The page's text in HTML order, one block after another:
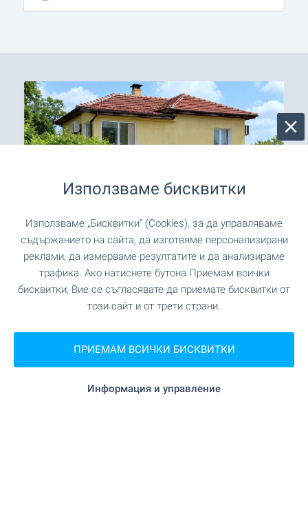
Селските къщи са хит и
през тази година!
за постоянно живеене! Собствен двор и място
далече от шума на големия град. Да се
насладим на даденостите на българските села!
къщи в цялата страна.
Използваме бисквитки
Използваме „Бисквитки“ (Cookies), за да управляваме
съдържанието на сайта, да изготвяме персонализирани
реклами, да измерваме резултатите и да анализираме
трафика. Ако натиснете бутона Приемам всички
бисквитки, Вие се съгласявате да приемате бисквитки от
този сайт и от трети страни.
ПРИЕМАМ ВСИЧКИ БИСКВИТКИ
Информация и управление